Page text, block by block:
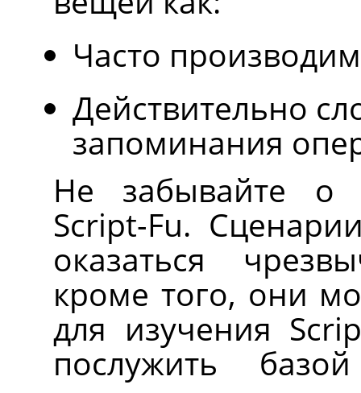
Часто
Действительно
запоминания
Не забывайте о
Script-Fu.
оказаться
кроме того, они
для изучения
послужить